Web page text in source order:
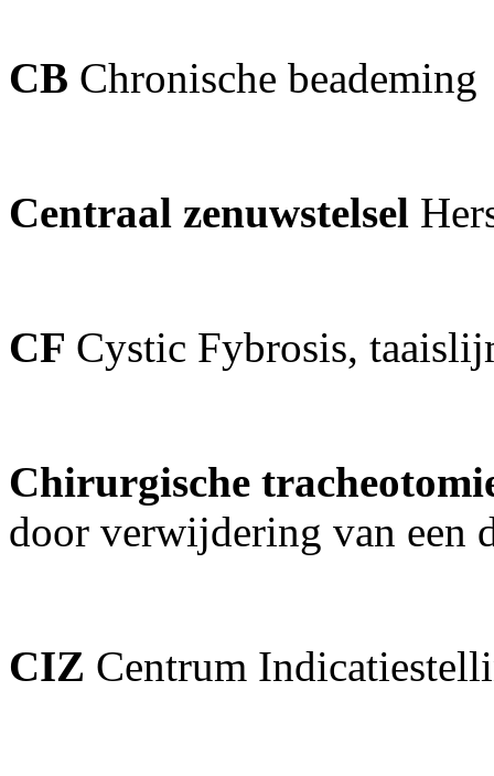
CB Chronische beademing
Centraal zenuwstelsel
CF Cystic Fybrosis,
Chirurgische
door verwijdering van een
CIZ Centrum